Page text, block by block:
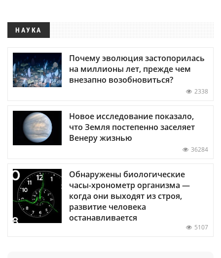
НАУКА
Почему эволюция застопорилась
на миллионы лет, прежде чем
внезапно возобновиться?
2338
Новое исследование показало,
что Земля постепенно заселяет
Венеру жизнью
36284
Обнаружены биологические
часы-хронометр организма —
когда они выходят из строя,
развитие человека
останавливается
5107